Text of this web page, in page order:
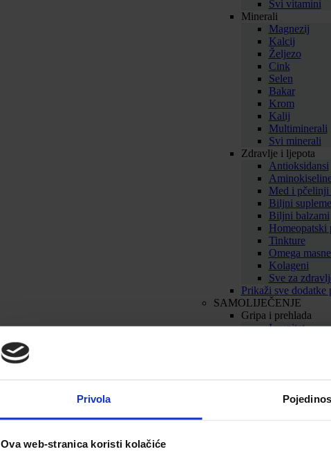
Privola
Ova web-stranica koristi kolačiće
Svi vitamini
Minerali
Magnezij
Kalcij
Željezo
Cink
Selen
Bakar
Krom
Kalij
Multiminerali
Svi minerali
Zdravlje i ljepota
Antioksidansi
Med i
Biljni
Biljni balzami
Homeopatski
Tinkture
Omega
Kolageni
Sve za
Prikaži sve dodatke
SAMOLIJEČENJE
Gripa i prehlada
Imunitet
Srce